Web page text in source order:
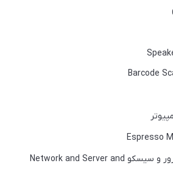
تجهیزات شبکه و سرور و سیسکو Network and Server and